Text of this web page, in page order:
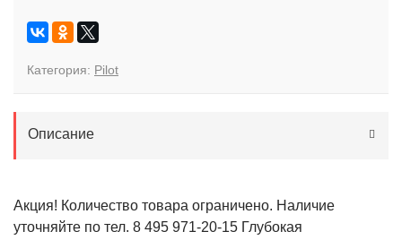
Категория: Pilot
Описание
Акция! Количество товара ограничено. Наличие
уточняйте по тел. 8 495 971-20-15 Глубокая